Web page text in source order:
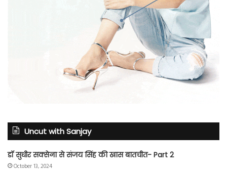
Uncut with Sanjay
डॉ सुधीर सक्सेना से संजय सिंह की खास बातचीत- Part 2
October 13, 2024